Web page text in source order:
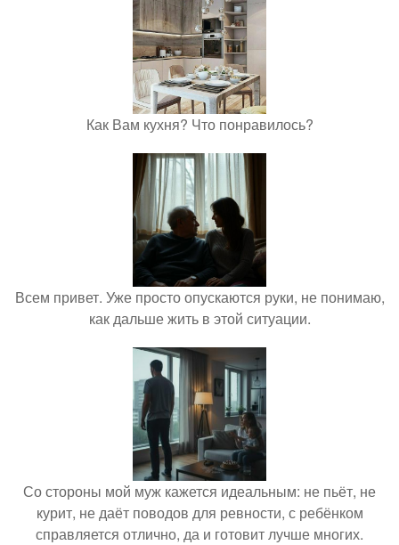
Как Вам кухня? Что понравилось?
Всем привет. Уже просто опускаются руки, не понимаю,
как дальше жить в этой ситуации.
Со стороны мой муж кажется идеальным: не пьёт, не
курит, не даёт поводов для ревности, с ребёнком
справляется отлично, да и готовит лучше многих.